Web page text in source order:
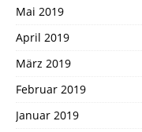
Mai 2019
April 2019
März 2019
Februar 2019
Januar 2019